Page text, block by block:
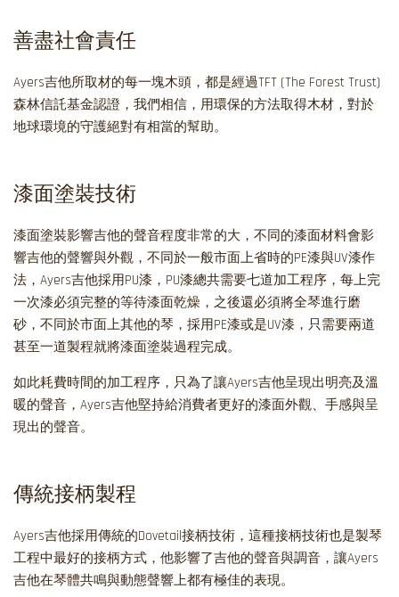
善盡社會責任
Ayers吉他所取材的每一塊木頭，都是經過TFT (The Forest Trust)
森林信託基金認證，我們相信，用環保的方法取得木材，對於
地球環境的守護絕對有相當的幫助。
漆面塗裝技術
漆面塗裝影響吉他的聲音程度非常的大，不同的漆面材料會影
響吉他的聲響與外觀，不同於一般市面上省時的PE漆與UV漆作
法，Ayers吉他採用PU漆，PU漆總共需要七道加工程序，每上完
一次漆必須完整的等待漆面乾燥，之後還必須將全琴進行磨
砂，不同於市面上其他的琴，採用PE漆或是UV漆，只需要兩道
甚至一道製程就將漆面塗裝過程完成。
如此耗費時間的加工程序，只為了讓Ayers吉他呈現出明亮及溫
暖的聲音，Ayers吉他堅持給消費者更好的漆面外觀、手感與呈
現出的聲音。
傳統接柄製程
Ayers吉他採用傳統的Dovetail接柄技術，這種接柄技術也是製琴
工程中最好的接柄方式，他影響了吉他的聲音與調音，讓Ayers
吉他在琴體共鳴與動態聲響上都有極佳的表現。